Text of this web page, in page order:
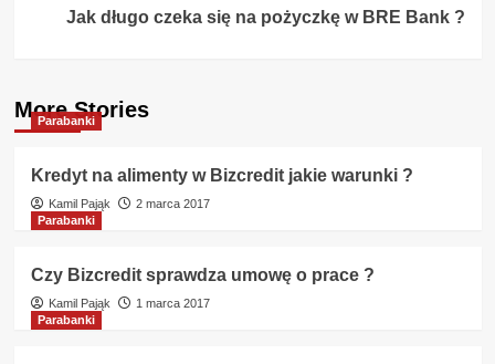
Jak długo czeka się na pożyczkę w BRE Bank ?
More Stories
Parabanki
Kredyt na alimenty w Bizcredit jakie warunki ?
Kamil Pająk
2 marca 2017
Parabanki
Czy Bizcredit sprawdza umowę o prace ?
Kamil Pająk
1 marca 2017
Parabanki